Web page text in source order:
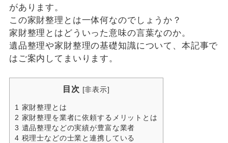
があります。
この家財整理とは一体何なのでしょうか？
家財整理とはどういった意味の言葉なのか。
遺品整理や家財整理の基礎知識について、本記事で
はご案内してまいります。
目次 [非表示]
1 家財整理とは
2 家財整理を業者に依頼するメリットとは
3 遺品整理などの実績が豊富な業者
4 税理士などの士業と連携している